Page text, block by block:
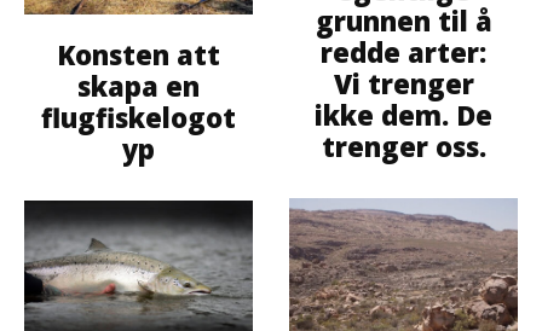
Konsten att
skapa en
flugfiskelogot
yp
grunnen til å
redde arter:
Vi trenger
ikke dem. De
trenger oss.